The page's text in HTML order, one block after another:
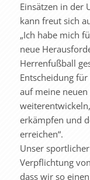
Einsätzen in der
kann freut sich
„Ich habe mich
neue
Herrenfußball
Entscheidung
auf meine
erkämpfen und
erreichen“.
Unser
Verpflichtung
dass wir so